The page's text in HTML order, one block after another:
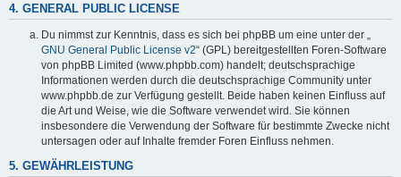
4. GENERAL PUBLIC LICENSE
Du nimmst zur Kenntnis, dass es sich bei phpBB um eine unter der „
GNU General Public License v2“ (GPL) bereitgestellten Foren-Software
von phpBB Limited (www.phpbb.com) handelt; deutschsprachige
Informationen werden durch die deutschsprachige Community unter
www.phpbb.de zur Verfügung gestellt. Beide haben keinen Einfluss auf
die Art und Weise, wie die Software verwendet wird. Sie können
insbesondere die Verwendung der Software für bestimmte Zwecke nicht
untersagen oder auf Inhalte fremder Foren Einfluss nehmen.
5. GEWÄHRLEISTUNG